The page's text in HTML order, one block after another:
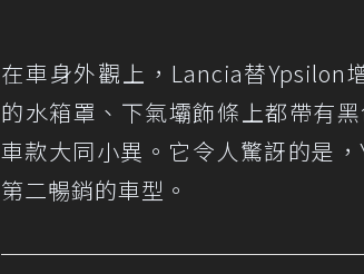
在車身外觀上，Lancia替Ypsilon
的水箱罩、下氣壩飾條上都帶有
車款大同小異。它令人驚訝的是
第二暢銷的車型。